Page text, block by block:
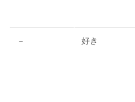
－ 好き